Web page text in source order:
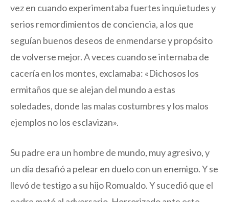
vez en cuando experimentaba fuertes inquietudes y
serios remordimientos de conciencia, a los que
seguían buenos deseos de enmendarse y propósito
de volverse mejor. A veces cuando se internaba de
cacería en los montes, exclamaba: «Dichosos los
ermitaños que se alejan del mundo a estas
soledades, donde las malas costumbres y los malos
ejemplos no los esclavizan».
Su padre era un hombre de mundo, muy agresivo, y
un día desafió a pelear en duelo con un enemigo. Y se
llevó de testigo a su hijo Romualdo. Y sucedió que el